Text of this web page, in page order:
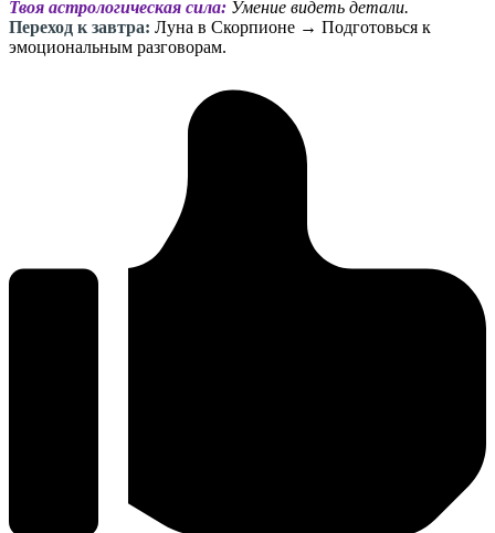
Твоя астрологическая сила: Умение видеть детали.
Переход к завтра: Луна в Скорпионе → Подготовься к
эмоциональным разговорам.